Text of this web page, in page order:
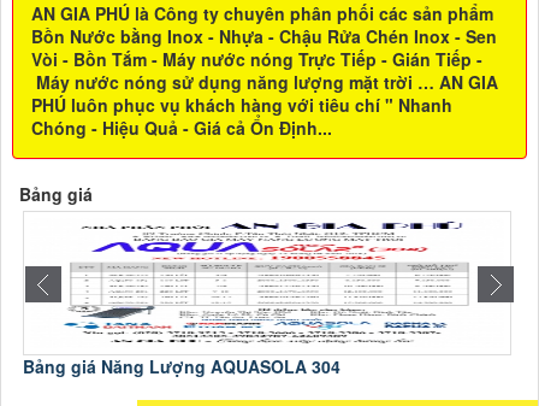
AN GIA PHÚ là Công ty chuyên phân phối các sản phẩm
Bồn Nước bằng Inox - Nhựa - Chậu Rửa Chén Inox - Sen
Vòi - Bồn Tắm - Máy nước nóng Trực Tiếp - Gián Tiếp -
Máy nước nóng sử dụng năng lượng mặt trời … AN GIA
PHÚ luôn phục vụ khách hàng với tiêu chí " Nhanh
Chóng - Hiệu Quả - Giá cả Ổn Định...
Bảng giá
Bảng giá Năng Lượng AQUASOLA 304